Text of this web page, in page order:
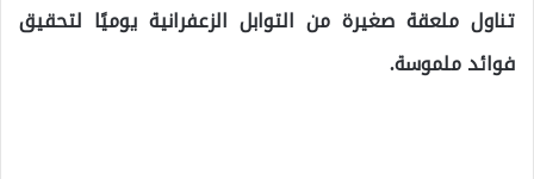
تناول ملعقة صغيرة من التوابل الزعفرانية يوميًا لتحقيق
فوائد ملموسة.